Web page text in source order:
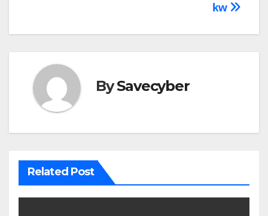
navigation
kw
BySavecyber
Related Post